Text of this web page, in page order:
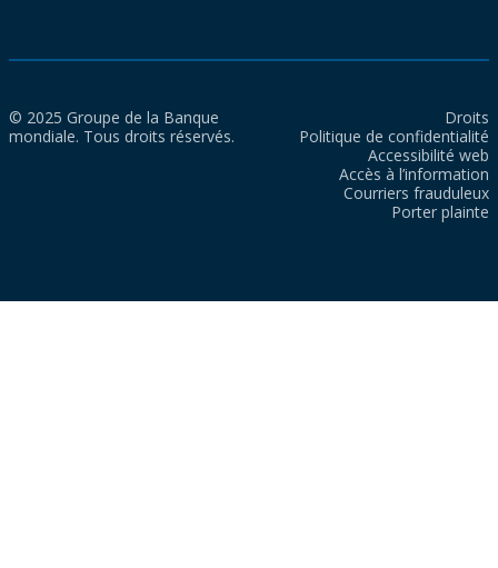
© 2025 Groupe de la Banque
mondiale. Tous droits réservés.
Droits
Politique de confidentialité
Accessibilité web
Accès à l’information
Courriers frauduleux
Porter plainte